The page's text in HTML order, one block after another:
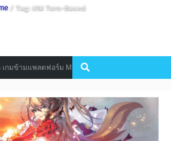
/ Tag: เกม Turn-Based
ามแพลตฟอร์ม MMORPG สไตล์อนิเมะ เปิดลุยเต็มสูบ